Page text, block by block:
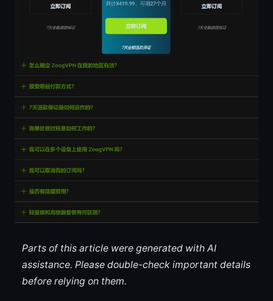
Parts of this article were generated with AI
assistance. Please double-check important details
before relying on them.